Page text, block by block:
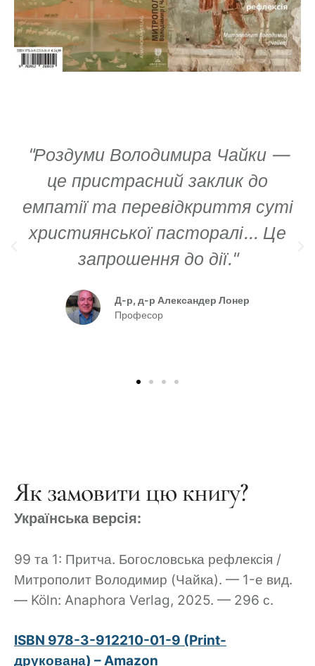
"Роздуми Володимира Чайки —
це пристрасний заклик до
емпатії та перевідкриття суті
християнської пасторалі... Це
запрошення до дії."
Д-р, д-р Александер Лонер
Професор
Як замовити цю книгу?
Українська версія:
99 та 1: Притча. Богословська рефлексія /
Митрополит Володимир (Чайка). — 1-е вид.
— Köln: Anaphora Verlag, 2025. — 296 с.
ISBN 978-3-912210-01-9 (Print-
друкована) – Amazon